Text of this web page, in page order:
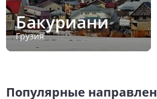
Бакуриани
Грузия
Популярные